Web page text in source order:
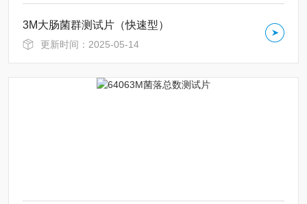
3M大肠菌群测试片（快速型）
更新时间：2025-05-14